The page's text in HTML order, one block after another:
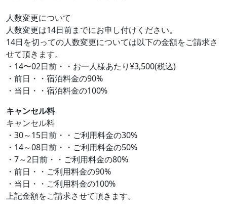
人数変更について
人数変更は14日前までにお申し付けください。
14日を切っての人数変更については以下の金額をご請求さ
せて頂きます。
・14〜02日前・・お一人様あたり¥3,500(税込)
・前日・・宿泊料金の90%
・当日・・宿泊料金の100%
キャンセル料
キャンセル料
・30～15日前・・ご利用料金の30%
・14～08日前・・ご利用料金の50%
・7～2日前・・ご利用料金の80%
・前日・・ご利用料金の90%
・当日・・ご利用料金の100%
上記金額をご請求させて頂きます。